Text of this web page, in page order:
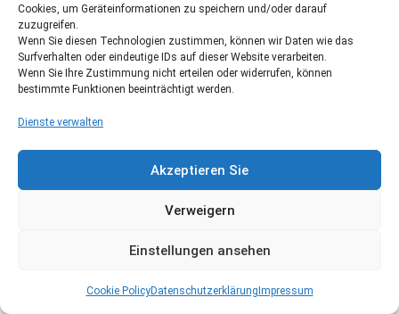
Cookies, um Geräteinformationen zu speichern und/oder darauf
zuzugreifen.
Wenn Sie diesen Technologien zustimmen, können wir Daten wie das
Surfverhalten oder eindeutige IDs auf dieser Website verarbeiten.
Wenn Sie Ihre Zustimmung nicht erteilen oder widerrufen, können
bestimmte Funktionen beeinträchtigt werden.
Dienste verwalten
Akzeptieren Sie
Verweigern
Einstellungen ansehen
Cookie PolicyDatenschutzerklärung Impressum